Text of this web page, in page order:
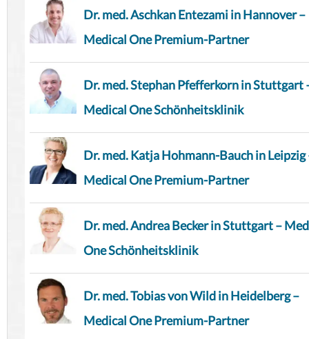
Dr. med. Aschkan Entezami in Hannover –
Medical One Premium-Partner
Dr. med. Stephan Pfefferkorn in Stuttgart
Medical One Schönheitsklinik
Dr. med. Katja Hohmann-Bauch in Leipzig
Medical One Premium-Partner
Dr. med. Andrea Becker in Stuttgart –
One Schönheitsklinik
Dr. med. Tobias von Wild in Heidelberg –
Medical One Premium-Partner